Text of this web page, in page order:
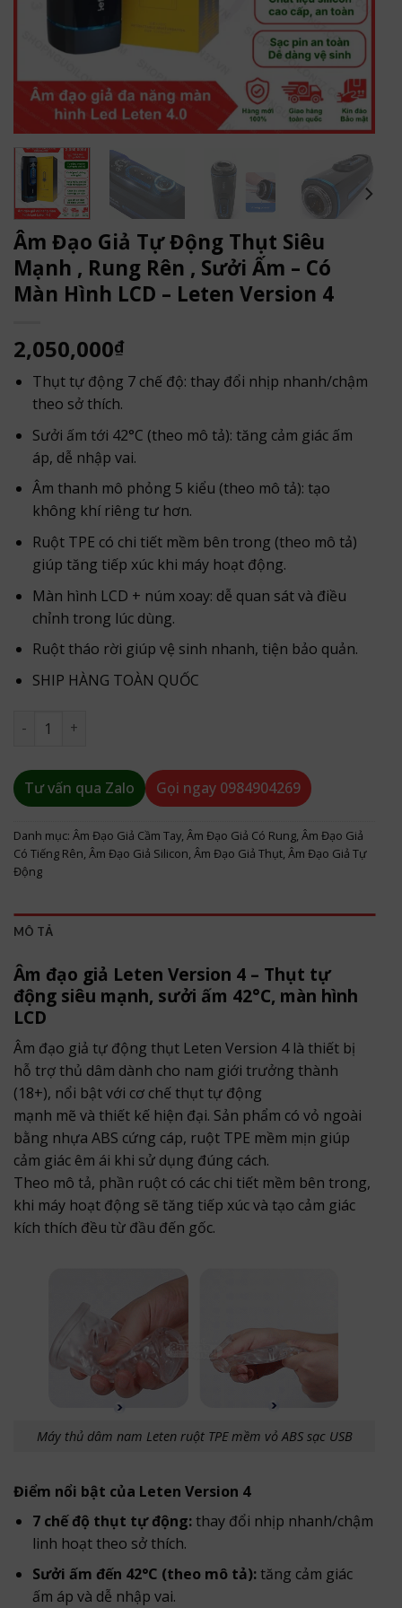
Âm Đạo Giả Tự Động Thụt Siêu
Mạnh , Rung Rên , Sưởi Ấm – Có
Màn Hình LCD – Leten Version 4
2,050,000₫
Thụt tự động 7 chế độ: thay đổi nhịp nhanh/chậm
theo sở thích.
Sưởi ấm tới 42°C (theo mô tả): tăng cảm giác ấm
áp, dễ nhập vai.
Âm thanh mô phỏng 5 kiểu (theo mô tả): tạo
không khí riêng tư hơn.
Ruột TPE có chi tiết mềm bên trong (theo mô tả)
giúp tăng tiếp xúc khi máy hoạt động.
Màn hình LCD + núm xoay: dễ quan sát và điều
chỉnh trong lúc dùng.
Ruột tháo rời giúp vệ sinh nhanh, tiện bảo quản.
SHIP HÀNG TOÀN QUỐC
Âm Đạo Giả Tự Động Thụt Siêu Mạnh , Rung Rên , Sưởi
Tư vấn qua Zalo Gọi ngay 0984904269
Danh mục: Âm Đạo Giả Cầm Tay, Âm Đạo Giả Có Rung, Âm Đạo Giả
Có Tiếng Rên, Âm Đạo Giả Silicon, Âm Đạo Giả Thụt, Âm Đạo Giả Tự
Động
MÔ TẢ
Âm đạo giả Leten Version 4 – Thụt tự
động siêu mạnh, sưởi ấm 42°C, màn hình
LCD
Âm đạo giả tự động thụt Leten Version 4 là thiết bị
hỗ trợ thủ dâm dành cho nam giới trưởng thành
(18+), nổi bật với cơ chế thụt tự động
mạnh mẽ và thiết kế hiện đại. Sản phẩm có vỏ ngoài
bằng nhựa ABS cứng cáp, ruột TPE mềm mịn giúp
cảm giác êm ái khi sử dụng đúng cách.
Theo mô tả, phần ruột có các chi tiết mềm bên trong,
khi máy hoạt động sẽ tăng tiếp xúc và tạo cảm giác
kích thích đều từ đầu đến gốc.
Máy thủ dâm nam Leten ruột TPE mềm vỏ ABS sạc USB
Điểm nổi bật của Leten Version 4
7 chế độ thụt tự động:thay đổi nhịp nhanh/chậm
linh hoạt theo sở thích.
Sưởi ấm đến 42°C (theo mô tả):tăng cảm giác
ấm áp và dễ nhập vai.